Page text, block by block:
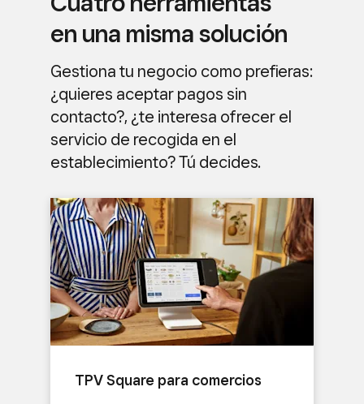
en una misma solución
Gestiona tu negocio como prefieras:
¿quieres aceptar pagos sin
contacto?, ¿te interesa ofrecer el
servicio de recogida en el
establecimiento? Tú decides.
TPV Square para comercios